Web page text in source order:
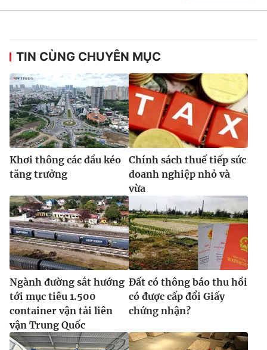
TIN CÙNG CHUYÊN MỤC
Khơi thông các đầu kéo
tăng trưởng
Chính sách thuế tiếp sức
doanh nghiệp nhỏ và
vừa
Ngành đường sắt hướng
tới mục tiêu 1.500
container vận tải liên
vận Trung Quốc
Đất có thông báo thu hồi
có được cấp đổi Giấy
chứng nhận?